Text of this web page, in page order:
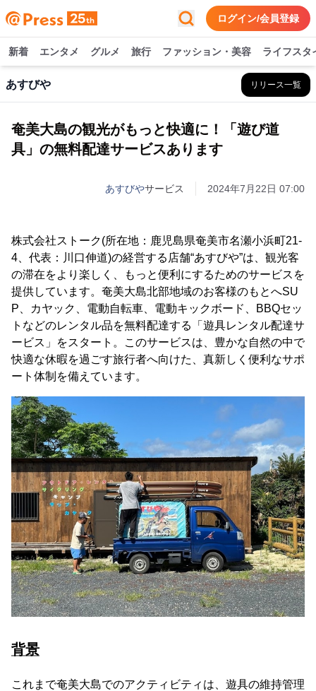
ログイン/会員登録
新着 エンタメ グルメ 旅行 ファッション・美容 ライフスタ
あすびや リリース一覧
奄美大島の観光がもっと快適に！「遊び道
具」の無料配達サービスあります
あすびやサービス 2024年7月22日 07:00
株式会社ストーク(所在地：鹿児島県奄美市名瀬小浜町21-
4、代表：川口伸道)の経営する店舗“あすびや”は、観光客
の滞在をより楽しく、もっと便利にするためのサービスを
提供しています。奄美大島北部地域のお客様のもとへSU
P、カヤック、電動自転車、電動キックボード、BBQセッ
トなどのレンタル品を無料配達する「遊具レンタル配達サ
ービス」をスタート。このサービスは、豊かな自然の中で
快適な休暇を過ごす旅行者へ向けた、真新しく便利なサポ
ート体制を備えています。
背景
これまで奄美大島でのアクティビティは、遊具の維持管理